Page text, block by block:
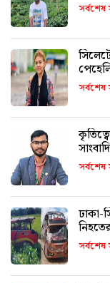
সর্বশেষ
সর্বশেষ
সর্বশেষ
ঢাকা-
সর্বশেষ